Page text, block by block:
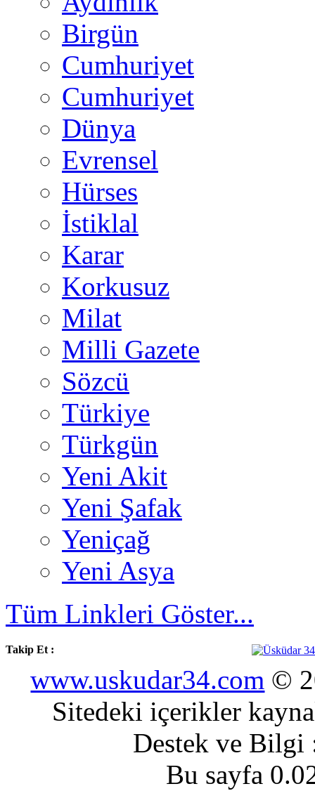
Birgün
Cumhuriyet
Cumhuriyet
Dünya
Evrensel
Hürses
İstiklal
Karar
Korkusuz
Milat
Milli Gazete
Sözcü
Türkiye
Türkgün
Yeni Akit
Yeni Şafak
Yeniçağ
Yeni Asya
Tüm Linkleri Göster...
Takip Et :
www.uskudar34.com ©
Sitedeki içerikler
Destek ve
Bu sayfa